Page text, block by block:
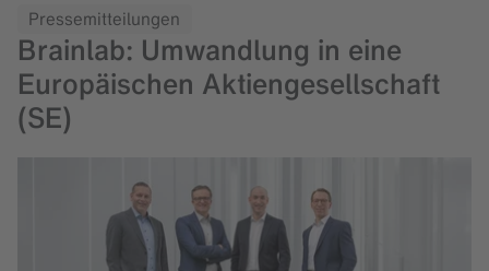
Pressemitteilungen
Brainlab: Umwandlung in eine
Europäischen Aktiengesellschaft
(SE)